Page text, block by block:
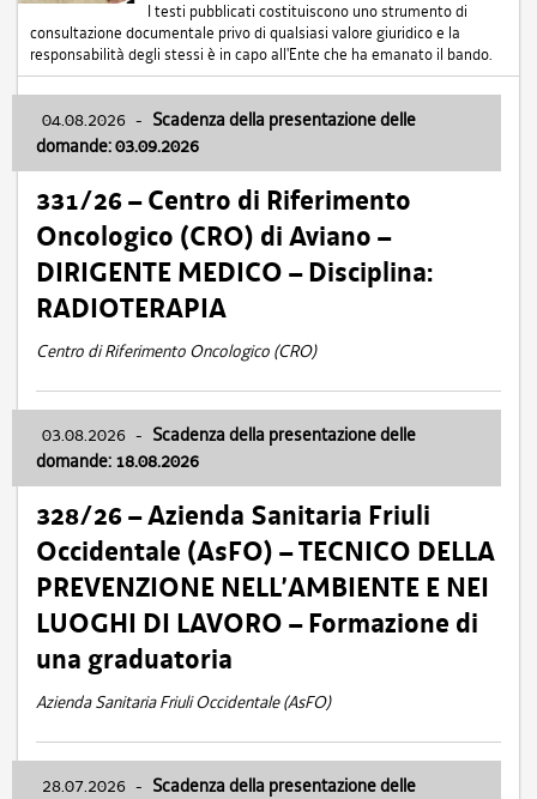
I testi pubblicati costituiscono uno strumento di
consultazione documentale privo di qualsiasi valore giuridico e la
responsabilità degli stessi è in capo all'Ente che ha emanato il bando.
04.08.2026 - Scadenza della presentazione delle
domande: 03.09.2026
331/26 – Centro di Riferimento
Oncologico (CRO) di Aviano –
DIRIGENTE MEDICO – Disciplina:
RADIOTERAPIA
Centro di Riferimento Oncologico (CRO)
03.08.2026 - Scadenza della presentazione delle
domande: 18.08.2026
328/26 – Azienda Sanitaria Friuli
Occidentale (AsFO) – TECNICO DELLA
PREVENZIONE NELL’AMBIENTE E NEI
LUOGHI DI LAVORO – Formazione di
una graduatoria
Azienda Sanitaria Friuli Occidentale (AsFO)
28.07.2026 - Scadenza della presentazione delle